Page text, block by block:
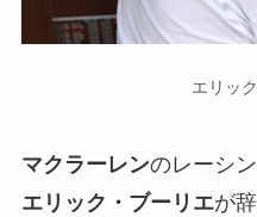
エリッ
マクラーレンのレーシ
エリック・ブーリエが